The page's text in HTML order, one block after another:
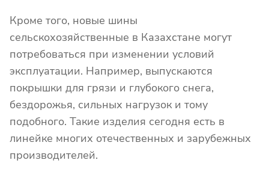
Кроме того, новые шины
сельскохозяйственные в Казахстане могут
потребоваться при изменении условий
эксплуатации. Например, выпускаются
покрышки для грязи и глубокого снега,
бездорожья, сильных нагрузок и тому
подобного. Такие изделия сегодня есть в
линейке многих отечественных и зарубежных
производителей.